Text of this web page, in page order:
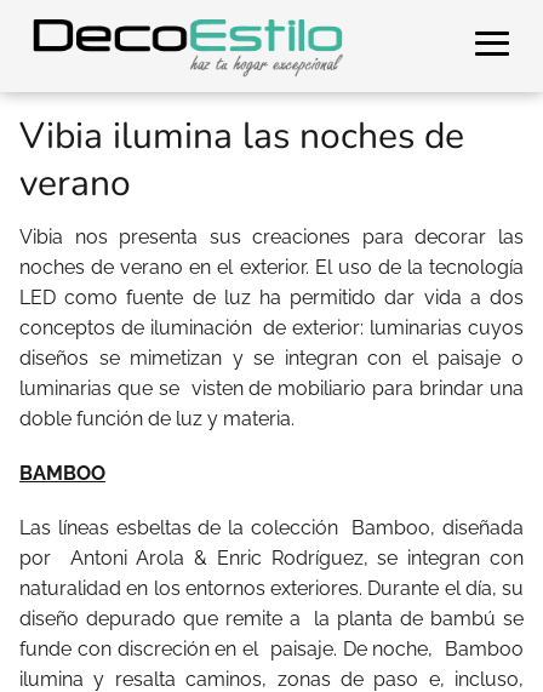
Vibia ilumina las noches de
verano
Vibia nos presenta sus creaciones para decorar las
noches de verano en el exterior. El uso de la tecnología
LED como fuente de luz ha permitido dar vida a dos
conceptos de iluminación de exterior: luminarias cuyos
diseños se mimetizan y se integran con el paisaje o
luminarias que se visten de mobiliario para brindar una
doble función de luz y materia.
BAMBOO
Las líneas esbeltas de la colección
Bamboo, diseñada
por
Antoni Arola & Enric Rodríguez, se integran con
naturalidad en los entornos exteriores. Durante el día, su
diseño depurado que remite a
la planta de bambú se
funde con discreción en el paisaje. De noche,
Bamboo
ilumina y resalta caminos, zonas de paso e, incluso,